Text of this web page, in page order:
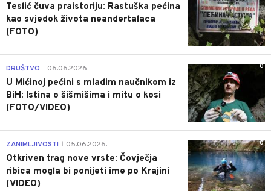
Teslić čuva praistoriju: Rastuška pećina
kao svjedok života neandertalaca
(FOTO)
0
DRUŠTVO 06.06.2026.
U Mićinoj pećini s mladim naučnikom iz
BiH: Istina o šišmišima i mitu o kosi
(FOTO/VIDEO)
0
ZANIMLJIVOSTI 05.06.2026.
Otkriven trag nove vrste: Čovječja
ribica mogla bi ponijeti ime po Krajini
(VIDEO)